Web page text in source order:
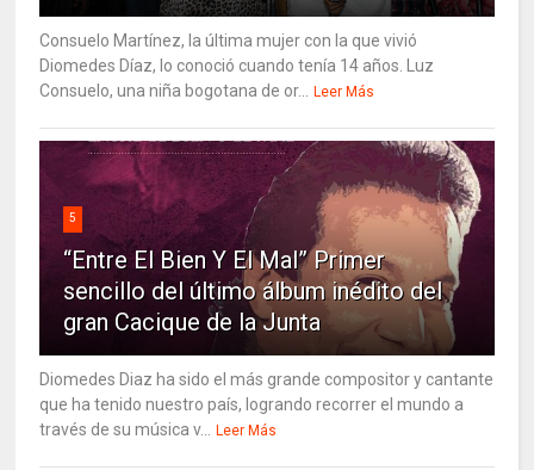
Consuelo Martínez, la última mujer con la que vivió
Diomedes Díaz, lo conoció cuando tenía 14 años. Luz
Consuelo, una niña bogotana de or... Leer Más
5
“Entre El Bien Y El Mal” Primer
sencillo del último álbum inédito del
gran Cacique de la Junta
Diomedes Diaz ha sido el más grande compositor y cantante
que ha tenido nuestro país, logrando recorrer el mundo a
través de su música v... Leer Más